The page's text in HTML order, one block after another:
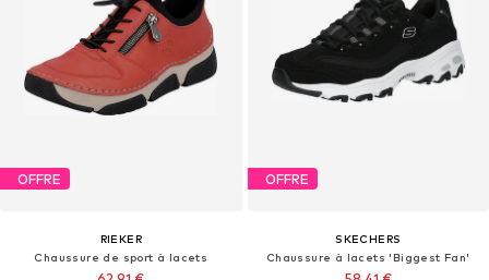
OFFRE
RIEKER
Chaussure de sport à lacets
OFFRE
SKECHERS
Chaussure à lacets 'Biggest Fan'